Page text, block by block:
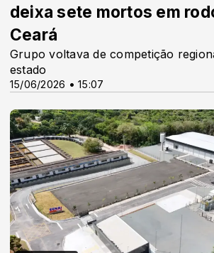
15/06/2026 • 15:07
deixa sete mortos em
Ceará
Grupo voltava de competição
estado